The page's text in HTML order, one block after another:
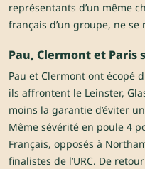
représentants d’un même
français d’un groupe, ne se
Pau, Clermont et Paris
Pau et Clermont ont écopé
ils affrontent le Leinster,
moins la garantie d’éviter
Même sévérité en poule 4
Français, opposés à
finalistes de l’URC. De